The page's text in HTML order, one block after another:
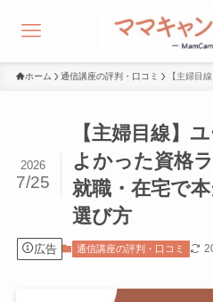
ホーム 通信講座の評判・口コミ 【主婦目
【主婦目線】
よかった資格
就職・在宅で
選び方
2026
7/25
広告 通信講座の評判・口コミ